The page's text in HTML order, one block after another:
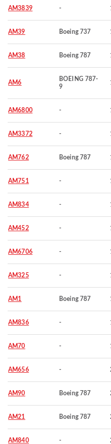
AM3839 -
AM39 Boeing 737
AM38 Boeing 787
AM6
BOEING 787-
9
AM6800 -
AM3372 -
AM762 Boeing 787
AM751 -
AM834 -
AM452 -
AM6706 -
AM325 -
AM1 Boeing 787
AM836 -
AM70 -
AM656 -
AM90 Boeing 787
AM21 Boeing 787
AM840 -